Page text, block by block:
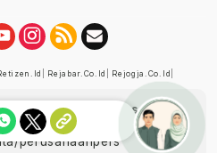
Rejabar.co.id Rejogja.co.id
oleh Dewan Pers
Verifikasi/K/XII/2022
perusahaanpers